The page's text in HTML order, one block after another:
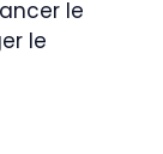
le
le